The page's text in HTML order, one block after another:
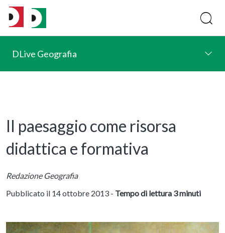
DLive Geografia
Il paesaggio come risorsa
didattica e formativa
Redazione Geografia
Pubblicato il 14 ottobre 2013 - Tempo di lettura 3 minuti